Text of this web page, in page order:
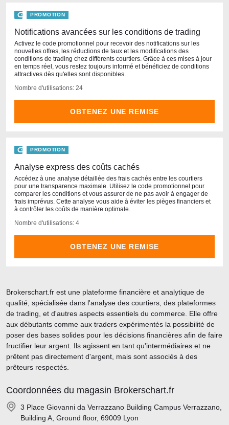
PROMOTION
Notifications avancées sur les conditions de trading
Activez le code promotionnel pour recevoir des notifications sur les
nouvelles offres, les réductions de taux et les modifications des
conditions de trading chez différents courtiers. Grâce à ces mises à jour
en temps réel, vous restez toujours informé et bénéficiez de conditions
attractives dès qu'elles sont disponibles.
Nombre d'utilisations: 24
OBTENEZ UNE REMISE
PROMOTION
Analyse express des coûts cachés
Accédez à une analyse détaillée des frais cachés entre les courtiers
pour une transparence maximale. Utilisez le code promotionnel pour
comparer les conditions et vous assurer de ne pas avoir à engager de
frais imprévus. Cette analyse vous aide à éviter les pièges financiers et
à contrôler les coûts de manière optimale.
Nombre d'utilisations: 4
OBTENEZ UNE REMISE
Brokerschart.fr est une plateforme financière et analytique de
qualité, spécialisée dans l'analyse des courtiers, des plateformes
de trading, et d'autres aspects essentiels du commerce. Elle offre
aux débutants comme aux traders expérimentés la possibilité de
poser des bases solides pour les décisions financières afin de faire
fructifier leur argent. Ils agissent en tant qu'intermédiaires et ne
prêtent pas directement d'argent, mais sont associés à des
prêteurs respectés.
Coordonnées du magasin Brokerschart.fr
3 Place Giovanni da Verrazzano Building Campus Verrazzano,
Building A, Ground floor, 69009 Lyon